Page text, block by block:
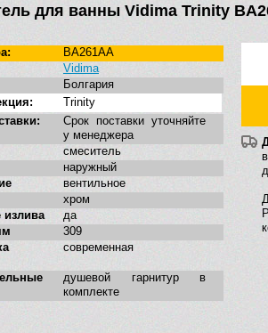
для ванны Vidima Trinity
BA261AA
Vidima
Болгария
Trinity
Срок поставки уточняйте
у менеджера
смеситель
наружный
вентильное
хром
излива
да
309
современная
душевой гарнитур в
комплекте